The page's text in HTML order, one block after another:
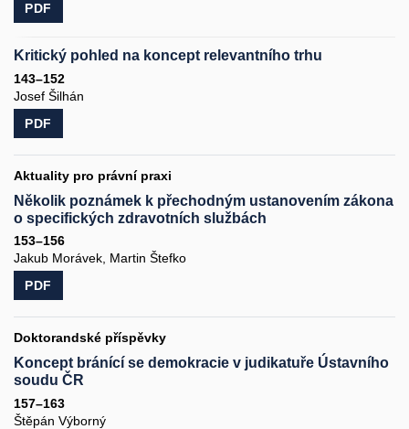
PDF
Kritický pohled na koncept relevantního trhu
143–152
Josef Šilhán
PDF
Aktuality pro právní praxi
Několik poznámek k přechodným ustanovením zákona
o specifických zdravotních službách
153–156
Jakub Morávek, Martin Štefko
PDF
Doktorandské příspěvky
Koncept bránící se demokracie v judikatuře Ústavního
soudu ČR
157–163
Štěpán Výborný